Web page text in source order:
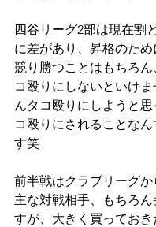
四谷リーグ2部は現在割
に差があり、昇格のた
競り勝つことはもちろん
コ殴りにしないといけ
んタコ殴りにしようと
コ殴りにされることなん
す笑
前半戦はクラブリーグ
主な対戦相手、もちろ
すが、大きく買っておき